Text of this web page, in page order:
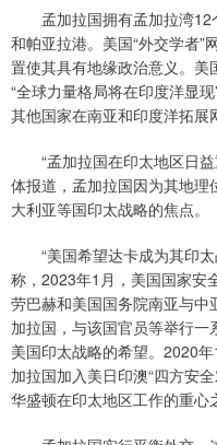
孟加拉国拥有孟加拉湾12
和帕亚拉港。美国“外交学者”
置使其具有地缘政治意义。
“全球力量格局将在印度洋显
其他国家在南亚和印度洋拓展
“孟加拉国在印太地区日益
体报道，孟加拉国因为其地
大利亚等国印太战略的焦点。
“美国希望达卡成为其印太
称，2023年1月，美国国家安
劳巴赫和美国国务院南亚与中
加拉国，与该国官员等举行
美国印太战略的希望。2020
加拉国加入美日印澳“四方安
华盛顿在印太地区工作的重心